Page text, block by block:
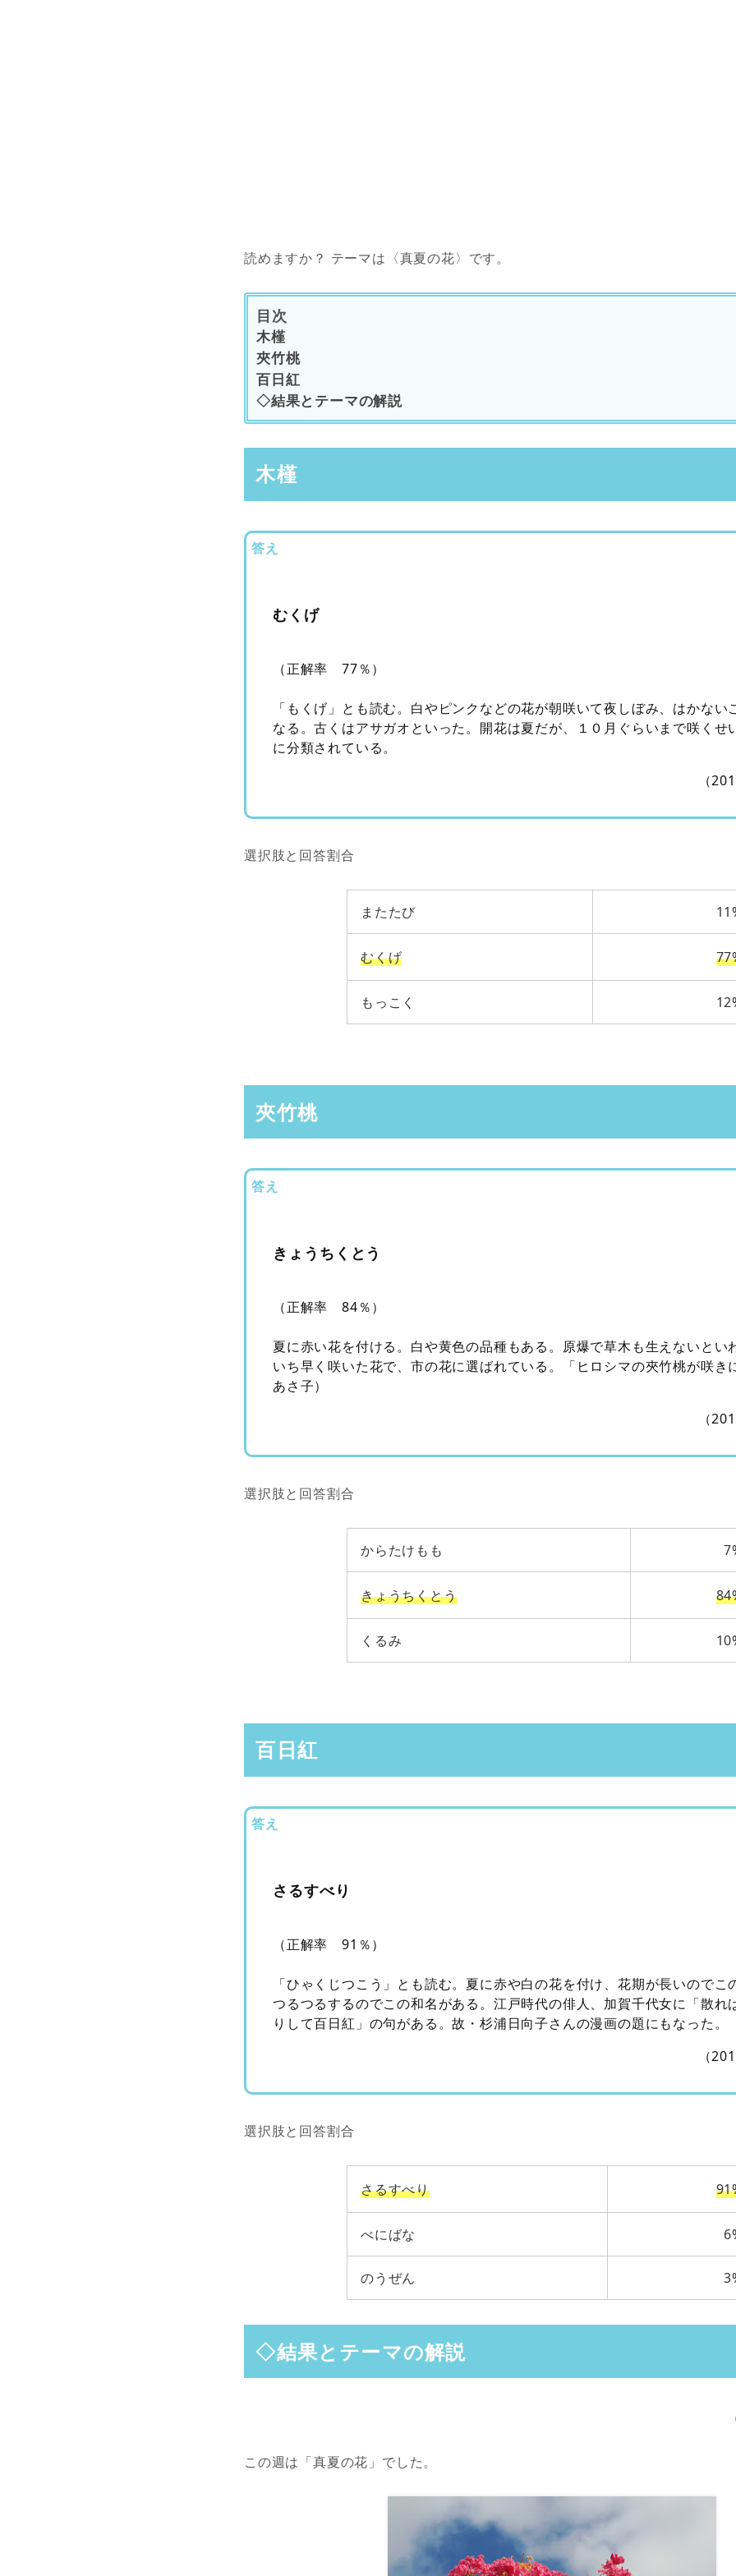
読めますか？ テーマは〈真夏の花〉です。
目次
木槿
夾竹桃
百日紅
◇結果とテーマの解説
木槿
答え
むくげ
（正解率 77％）
「もくげ」とも読む。白やピンクなどの花が朝咲いて夜しぼみ、はかない
なる。古くはアサガオといった。開花は夏だが、１０月ぐらいまで咲くせ
に分類されている。
（
選択肢と回答割合
またたび
むくげ
もっこく
夾竹桃
答え
きょうちくとう
（正解率 84％）
夏に赤い花を付ける。白や黄色の品種もある。原爆で草木も生えないとい
いち早く咲いた花で、市の花に選ばれている。「ヒロシマの夾竹桃が咲き
あさ子）
（
選択肢と回答割合
からたけもも
きょうちくとう
くるみ
百日紅
答え
さるすべり
（正解率 91％）
「ひゃくじつこう」とも読む。夏に赤や白の花を付け、花期が長いのでこ
つるつるするのでこの和名がある。江戸時代の俳人、加賀千代女に「散れ
りして百日紅」の句がある。故・杉浦日向子さんの漫画の題にもなった。
（
選択肢と回答割合
さるすべり
べにばな
のうぜん
◇結果とテーマの解説
この週は「真夏の花」でした。